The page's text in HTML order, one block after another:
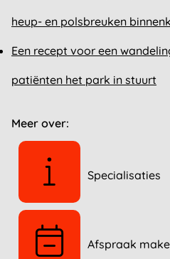
heup- en polsbreuken
Een recept voor een
patiënten het park in stuurt
Meer over:
Specialisaties
Afspraak